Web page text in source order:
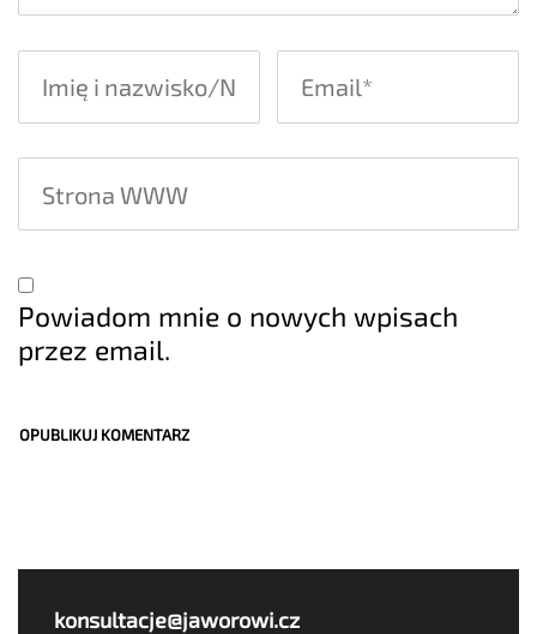
Powiadom mnie o nowych wpisach
przez email.
konsultacje@jaworowi.cz